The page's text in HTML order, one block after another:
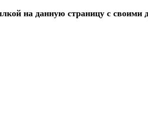
на данную страницу с своими